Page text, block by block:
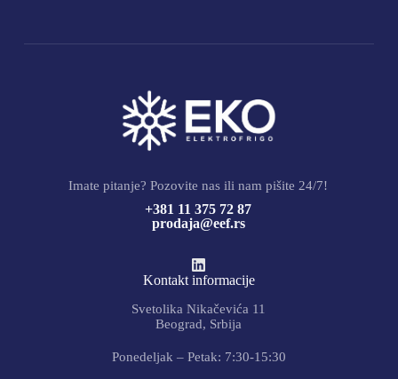
Imate pitanje? Pozovite nas ili nam pišite 24/7!
+381 11 375 72 87
prodaja@eef.rs
Kontakt informacije
Svetolika Nikačevića 11
Beograd, Srbija
Ponedeljak – Petak: 7:30-15:30